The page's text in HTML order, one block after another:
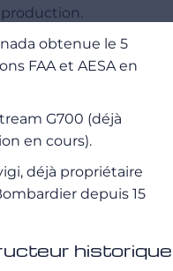
obtenue le 5
FAA et AESA en
G700 (déjà
en cours).
déjà propriétaire
depuis 15
historique